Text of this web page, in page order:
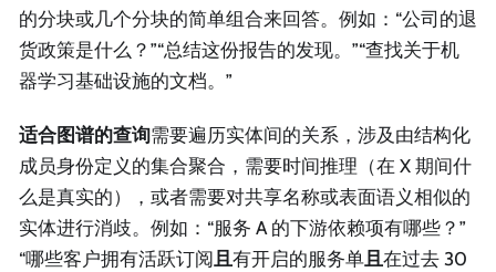
的分块或几个分块的简单组合来回答。例如：“公司的退
货政策是什么？”“总结这份报告的发现。”“查找关于机
器学习基础设施的文档。”
适合图谱的查询需要遍历实体间的关系，涉及由结构化
成员身份定义的集合聚合，需要时间推理（在 X 期间什
么是真实的），或者需要对共享名称或表面语义相似的
实体进行消歧。例如：“服务 A 的下游依赖项有哪些？”
“哪些客户拥有活跃订阅且有开启的服务单且在过去 30